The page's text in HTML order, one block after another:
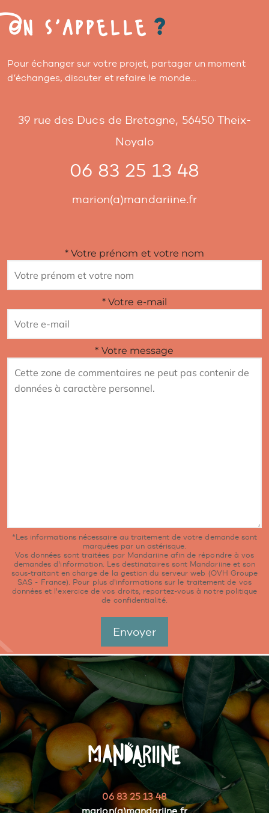
On s'appelle ?
Pour échanger sur votre projet, partager un moment
d’échanges, discuter et refaire le monde…
39 rue des Ducs de Bretagne, 56450 Theix-
Noyalo
06 83 25 13 48
marion(a)mandariine.fr
*Votre prénom et votre nom
* Votre e-mail
* Votre message
*Les informations nécessaire au traitement de votre demande sont
marquées par un astérisque.
Vos données sont traitées par Mandariine afin de répondre à vos
demandes d'information. Les destinataires sont Mandariine et son
sous-traitant en charge de la gestion du serveur web (OVH Groupe
SAS - France). Pour plus d'informations sur le traitement de vos
données et l'exercice de vos droits, reportez-vous à notre politique
de confidentialité.
06 83 25 13 48